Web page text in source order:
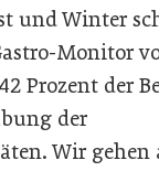
und Winter
Monitor
Prozent der
der
Wir gehen